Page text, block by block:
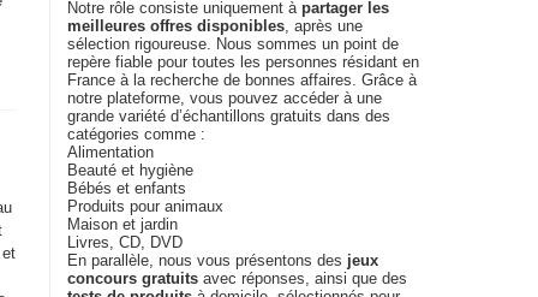
Notre rôle consiste uniquement à partager les
meilleures offres disponibles, après une
sélection rigoureuse. Nous sommes un point de
repère fiable pour toutes les personnes résidant en
France à la recherche de bonnes affaires. Grâce à
notre plateforme, vous pouvez accéder à une
grande variété d’échantillons gratuits dans des
catégories comme :
Alimentation
Beauté et hygiène
Bébés et enfants
Produits pour animaux
Maison et jardin
Livres, CD, DVD
En parallèle, nous vous présentons des jeux
concours gratuits avec réponses, ainsi que des